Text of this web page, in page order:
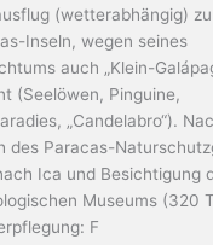
(wetterabhängig)
Inseln, wegen seines
auch „Klein-
(Seelöwen, Pinguine,
„Candelabro“).
des Paracas-
Ica und Besichtigung
Museums (320
F